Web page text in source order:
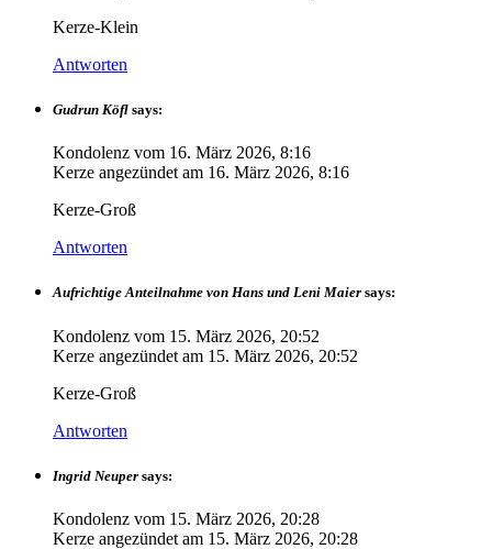
Kerze-Klein
Antworten
Gudrun Köfl says:
Kondolenz vom 16. März 2026, 8:16
Kerze angezündet am 16. März 2026, 8:16
Kerze-Groß
Antworten
Aufrichtige Anteilnahme von Hans und Leni Maier says:
Kondolenz vom 15. März 2026, 20:52
Kerze angezündet am 15. März 2026, 20:52
Kerze-Groß
Antworten
Ingrid Neuper says:
Kondolenz vom 15. März 2026, 20:28
Kerze angezündet am 15. März 2026, 20:28